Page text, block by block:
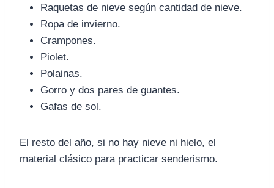
Raquetas de nieve según cantidad de nieve.
Ropa de invierno.
Crampones.
Piolet.
Polainas.
Gorro y dos pares de guantes.
Gafas de sol.
El resto del año, si no hay nieve ni hielo, el
material clásico para practicar senderismo.